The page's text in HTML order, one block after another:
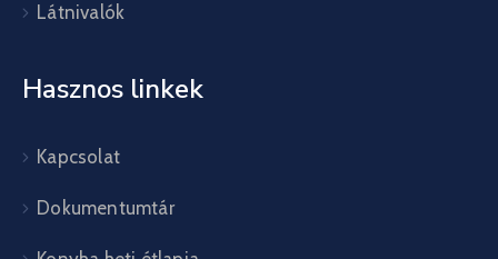
Látnivalók
Hasznos linkek
Kapcsolat
Dokumentumtár